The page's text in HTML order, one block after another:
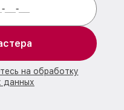
на обработку
данных